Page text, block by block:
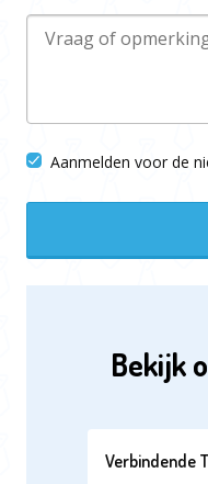
Aanmelden voor de
Bekijk
Verbindende